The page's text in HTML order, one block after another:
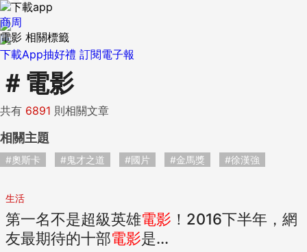
下載App抽好禮 訂閱電子報
商周
電影 相關標籤
＃ 電影
共有 6891 則相關文章
相關主題
#奧斯卡 #鬼才之道 #國片 #金馬獎 #徐漢強
生活
第一名不是超級英雄電影 ！2016下半年，網
友最期待的十部電影是...